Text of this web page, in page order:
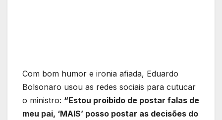
Com bom humor e ironia afiada, Eduardo
Bolsonaro usou as redes sociais para cutucar
o ministro: “Estou proibido de postar falas de
meu pai, ‘MAIS’ posso postar as decisões do